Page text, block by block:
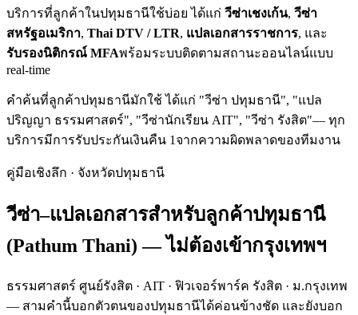
บริการที่ลูกค้าในปทุมธานีใช้บ่อย ได้แก่ วีซ่าเชงเก้น, วีซ่า
สหรัฐอเมริกา, Thai DTV / LTR, แปลเอกสารราชการ, และ
รับรองนิติกรณ์ MFAพร้อมระบบติดตามสถานะออนไลน์แบบ
real-time
คำค้นที่ลูกค้าปทุมธานีมักใช้ ได้แก่ "วีซ่า ปทุมธานี", "แปล
ปริญญา ธรรมศาสตร์", "วีซ่านักเรียน AIT", "วีซ่า รังสิต"— ทุก
บริการมีการรับประกันเงินคืน 1จากความผิดพลาดของทีมงาน
คู่มือเชิงลึก · จังหวัดปทุมธานี
วีซ่า–แปลเอกสารสำหรับลูกค้าปทุมธานี
(Pathum Thani) — ไม่ต้องเข้ากรุงเทพฯ
ธรรมศาสตร์ ศูนย์รังสิต · AIT · ฟิวเจอร์พาร์ค รังสิต · ม.กรุงเทพ
— สามคำนี้บอกตัวตนของปทุมธานีได้ค่อนข้างชัด และยังบอก